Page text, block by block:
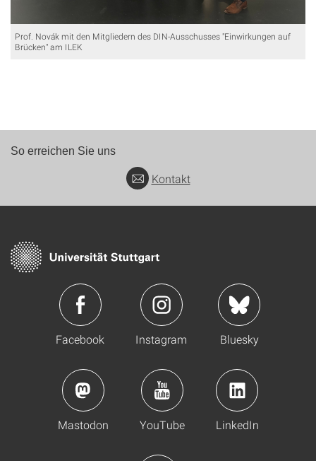
Prof. Novák mit den Mitgliedern des DIN-Ausschusses "Einwirkungen auf
Brücken" am ILEK
So erreichen Sie uns
Kontakt
Facebook Instagram Bluesky
Mastodon YouTube LinkedIn